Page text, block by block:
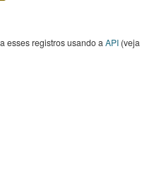
esses registros usando a API(veja